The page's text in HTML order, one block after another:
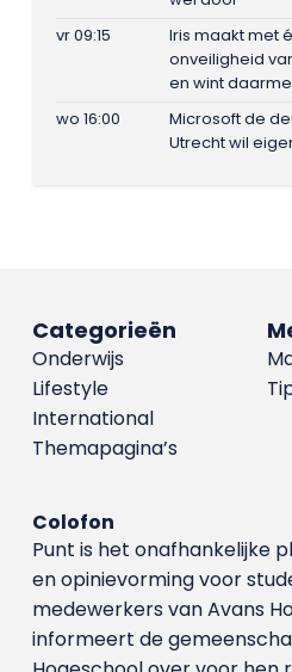
vr 09:15
Iris maakt met
onveiligheid
en wint
wo 16:00
Microsoft de
Utrecht wil
Categorieën
Onderwijs
Lifestyle
International
Themapagina’s
Colofon
Punt is het onafhankelijke
en opinievorming voor
medewerkers van Avans
informeert de